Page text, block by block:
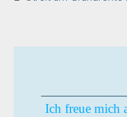
Ich freue mich